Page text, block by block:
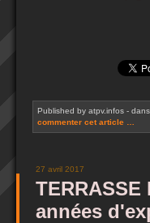
Published by atpv.infos - dans
commenter cet article
27 avril 2017
TERRASSE
années